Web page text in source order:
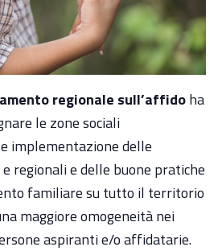
regionale sull’affidoha
le zone sociali
implementazione delle
regionali e delle buone pratiche
familiare su tutto il territorio
maggiore omogeneità nei
aspiranti e/o affidatarie.